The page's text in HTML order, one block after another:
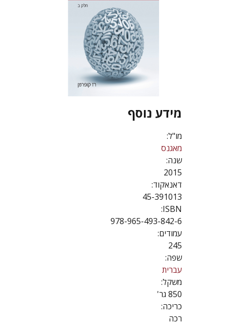
מידע נוסף
מו"ל:
מאגנס
שנה:
2015
דאנאקוד:
45-391013
ISBN:
978-965-493-842-6
עמודים:
245
שפה:
עברית
משקל:
850 גר'
כריכה:
רכה